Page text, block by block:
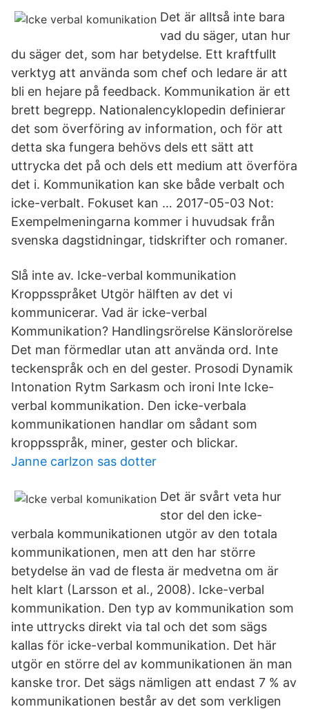
Det är alltså inte bara
vad du säger, utan hur
du säger det, som har betydelse. Ett kraftfullt
verktyg att använda som chef och ledare är att
bli en hejare på feedback. Kommunikation är ett
brett begrepp. Nationalencyklopedin definierar
det som överföring av information, och för att
detta ska fungera behövs dels ett sätt att
uttrycka det på och dels ett medium att överföra
det i. Kommunikation kan ske både verbalt och
icke-verbalt. Fokuset kan … 2017-05-03 Not:
Exempelmeningarna kommer i huvudsak från
svenska dagstidningar, tidskrifter och romaner.
Slå inte av. Icke-verbal kommunikation
Kroppsspråket Utgör hälften av det vi
kommunicerar. Vad är icke-verbal
Kommunikation? Handlingsrörelse Känslorörelse
Det man förmedlar utan att använda ord. Inte
teckenspråk och en del gester. Prosodi Dynamik
Intonation Rytm Sarkasm och ironi Inte Icke-
verbal kommunikation. Den icke-verbala
kommunikationen handlar om sådant som
kroppsspråk, miner, gester och blickar.
Janne carlzon sas dotter
Det är svårt veta hur
stor del den icke-
verbala kommunikationen utgör av den totala
kommunikationen, men att den har större
betydelse än vad de flesta är medvetna om är
helt klart (Larsson et al., 2008). Icke-verbal
kommunikation. Den typ av kommunikation som
inte uttrycks direkt via tal och det som sägs
kallas för icke-verbal kommunikation. Det här
utgör en större del av kommunikationen än man
kanske tror. Det sägs nämligen att endast 7 % av
kommunikationen består av det som verkligen